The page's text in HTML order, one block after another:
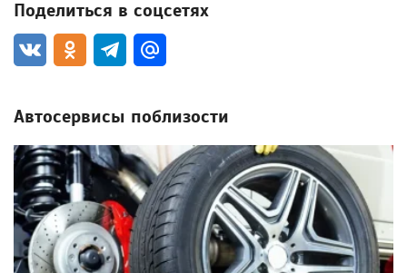
Поделиться в соцсетях
Автосервисы поблизости